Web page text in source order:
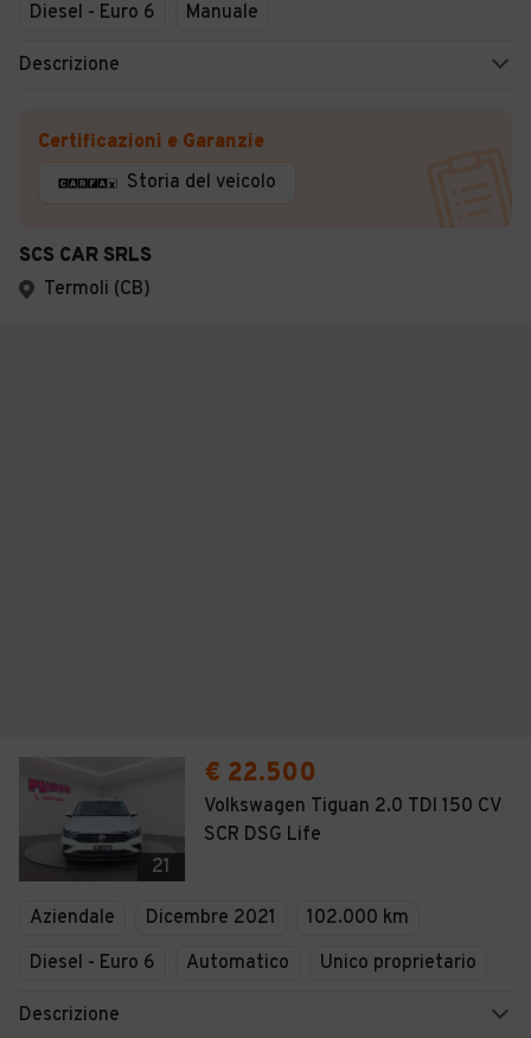
Diesel - Euro 6
Manuale
Descrizione
Certificazioni e Garanzie
Storia del veicolo
SCS CAR SRLS
Termoli (CB)
21
€ 22.500
Volkswagen Tiguan 2.0 TDI 150 CV
SCR DSG Life
Aziendale Dicembre 2021
102.000 km
Diesel - Euro 6
Automatico Unico proprietario
Descrizione